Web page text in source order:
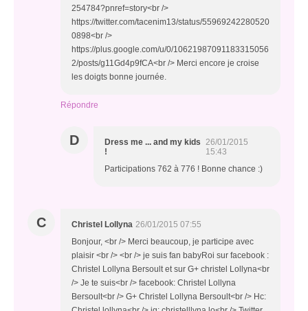
254784?pnref=story<br />
https://twitter.com/tacenim13/status/55969242280520
0898<br />
https://plus.google.com/u/0/10621987091183315056
2/posts/g11Gd4p9fCA<br /> Merci encore je croise
les doigts bonne journée.
Répondre
D
Dress me ... and my kids
!
26/01/2015
15:43
Participations 762 à 776 ! Bonne chance :)
C Christel Lollyna 26/01/2015 07:55
Bonjour, <br /> Merci beaucoup, je participe avec
plaisir <br /> <br /> je suis fan babyRoi sur facebook :
Christel Lollyna Bersoult et sur G+ christel Lollyna<br
/> Je te suis<br /> facebook: Christel Lollyna
Bersoult<br /> G+ Christel Lollyna Bersoult<br /> Hc: